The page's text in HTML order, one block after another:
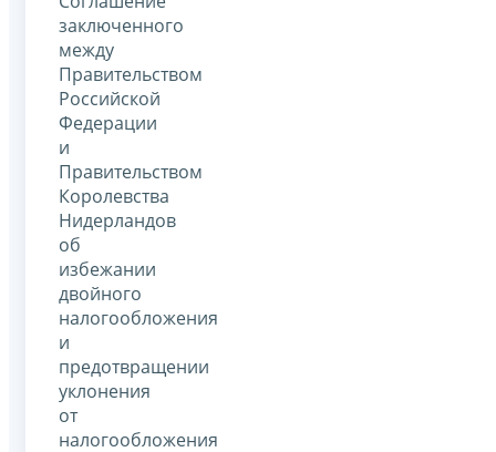
заключенного
между
Правительством
Российской
Федерации
и
Правительством
Королевства
Нидерландов
об
избежании
двойного
налогообложения
и
предотвращении
уклонения
от
налогообложения